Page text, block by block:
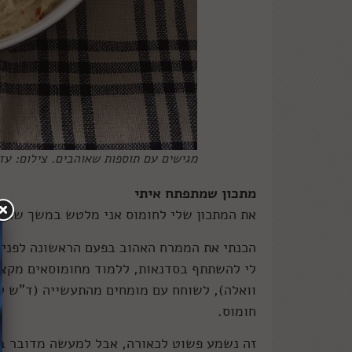
מגישים עם תוספות שאוהבים. צילום:
מתכון שמתפתח איתי
את המתכון שלי לחומוס אני מלטש במשך
לי להשתתף בסדנאות, ללמוד מחומוסאים
וואלה), לשוחח עם מומחים מהתעשייה (ד"ש
חומוס.
זה נשמע פשוט לכאורה, אבל למעשה מדובר